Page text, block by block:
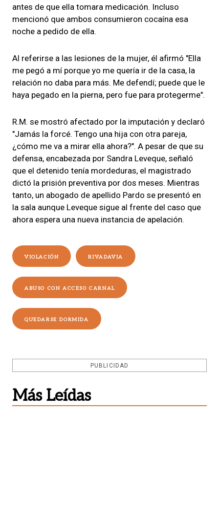
antes de que ella tomara medicación. Incluso
mencionó que ambos consumieron cocaína esa
noche a pedido de ella.
Al referirse a las lesiones de la mujer, él afirmó "Ella
me pegó a mí porque yo me quería ir de la casa, la
relación no daba para más. Me defendí; puede que le
haya pegado en la pierna, pero fue para protegerme".
R.M. se mostró afectado por la imputación y declaró
"Jamás la forcé. Tengo una hija con otra pareja,
¿cómo me va a mirar ella ahora?". A pesar de que su
defensa, encabezada por Sandra Leveque, señaló
que el detenido tenía mordeduras, el magistrado
dictó la prisión preventiva por dos meses. Mientras
tanto, un abogado de apellido Pardo se presentó en
la sala aunque Leveque sigue al frente del caso que
ahora espera una nueva instancia de apelación.
VIOLACIÓN RIVADAVIA
ABUSO CON ACCESO CARNAL
QUEDARSE DORMIDA
PUBLICIDAD
Más Leídas